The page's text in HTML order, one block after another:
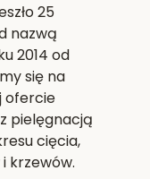
25
nazwą
2014 od
się na
ofercie
pielęgnacją
cięcia,
krzewów.